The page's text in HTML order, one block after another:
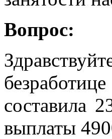
Вопрос:
составила
выплаты